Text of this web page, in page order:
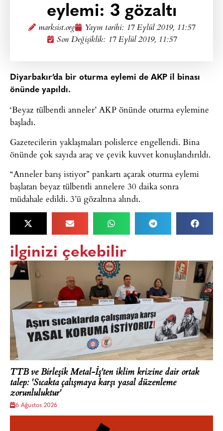
eylemi: 3 gözaltı
marksist.org Yayın tarihi: 17 Eylül 2019, 11:57
Son Değişiklik: 17 Eylül 2019, 11:57
Diyarbakır’da bir oturma eylemi de AKP il binası
önünde yapıldı.
‘Beyaz tülbentli anneler’ AKP önünde oturma eylemine
başladı.
Gazetecilerin yaklaşmaları polislerce engellendi. Bina
önünde çok sayıda araç ve çevik kuvvet konuşlandırıldı.
“Anneler barış istiyor” pankartı açarak oturma eylemi
başlatan beyaz tülbentli annelere 30 daika sonra
müdahale edildi. 3’ü gözaltına alındı.
ilginizi çekebilir
TTB ve Birleşik Metal-İş'ten iklim krizine dair ortak
talep: 'Sıcakta çalışmaya karşı yasal düzenleme
zorunluluktur'
6 Ağustos 2026